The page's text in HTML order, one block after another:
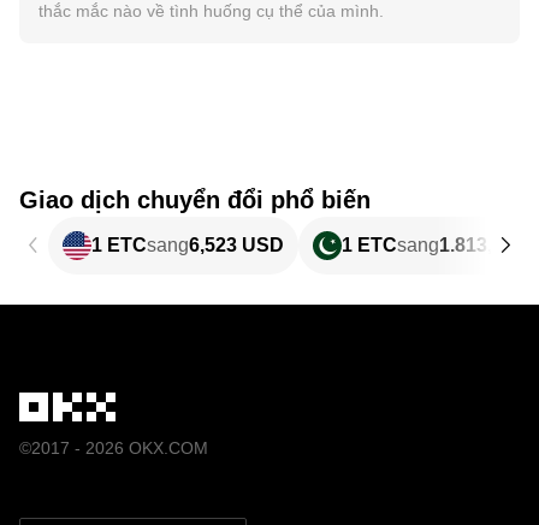
thắc mắc nào về tình huống cụ thể của mình.
Giao dịch chuyển đổi phổ biến
1 ETCsang6,523 USD 1 ETCsang1.813,65
©2017 - 2026 OKX.COM